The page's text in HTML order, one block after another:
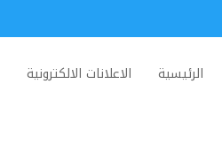
الرئيسية الاعلانات الالكترونية